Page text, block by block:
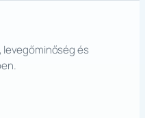
levegőminőség és